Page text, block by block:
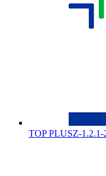
TOP PLUSZ-